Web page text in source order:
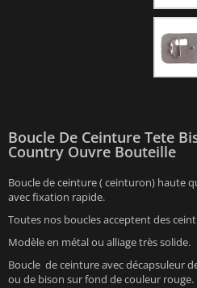
Boucle De Ceinture Tete
Country Ouvre Bouteille
Boucle de ceinture ( ceinturon) haute
avec fixation rapide.
Toutes nos boucles acceptent des
Modèle en métal ou alliage très solide.
Boucle de ceinture avec décapsuleur
ou de bison sur fond de couleur rouge.